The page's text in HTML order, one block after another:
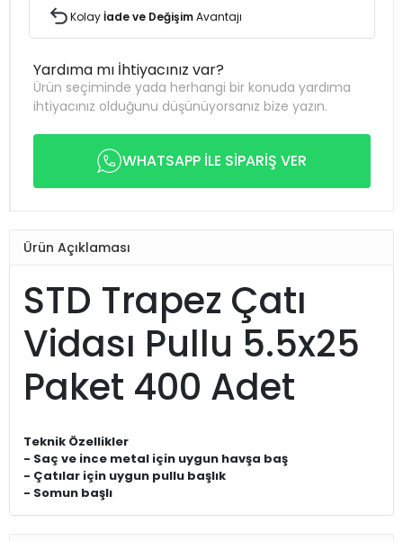
Kolayİade ve DeğişimAvantajı
Yardıma mı İhtiyacınız var?
Ürün seçiminde yada herhangi bir konuda yardıma
ihtiyacınız olduğunu düşünüyorsanız bize yazın.
WHATSAPP İLE SİPARİŞ VER
Ürün Açıklaması
STD Trapez Çatı
Vidası Pullu 5.5x25
Paket 400 Adet
Teknik Özellikler
- Saç ve ince metal için uygun havşa baş
- Çatılar için uygun pullu başlık
- Somun başlı